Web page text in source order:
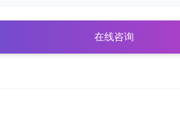
在线咨询